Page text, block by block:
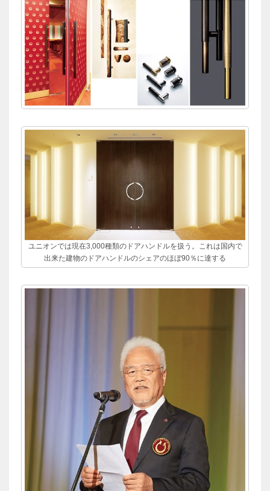
ユニオンでは現在3,000種類のドアハンドルを扱う。これは国内で
出来た建物のドアハンドルのシェアのほぼ90％に達する